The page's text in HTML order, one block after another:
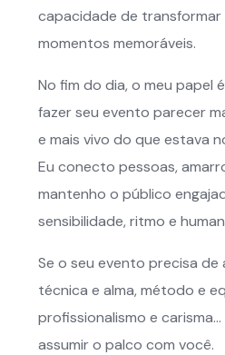
capacidade de transformar
momentos memoráveis.
No fim do dia, o meu papel
fazer seu evento parecer
e mais vivo do que estava
Eu conecto pessoas,
mantenho o público
sensibilidade, ritmo e
Se o seu evento precisa de
técnica e alma, método e
profissionalismo e
assumir o palco com você.